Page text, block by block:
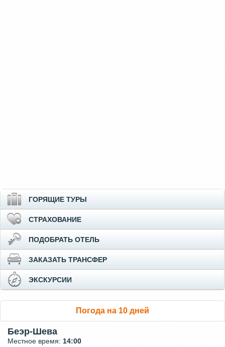
ГОРЯЩИЕ ТУРЫ
СТРАХОВАНИЕ
ПОДОБРАТЬ ОТЕЛЬ
ЗАКАЗАТЬ ТРАНСФЕР
ЭКСКУРСИИ
Погода на 10 дней
Беэр-Шева
Местное время: 14:00